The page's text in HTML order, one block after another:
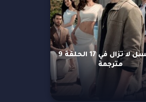
مسلسل لا تزال في 17 الحلقة 9
مترجمة